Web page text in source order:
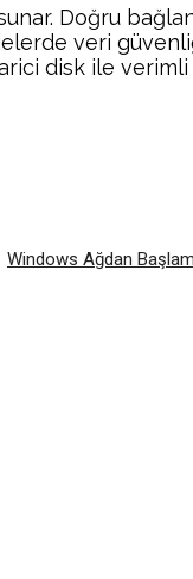
Doğru
veri
disk ile verimli
Windows Ağdan